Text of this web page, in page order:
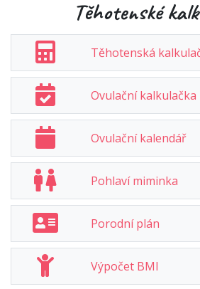
Těhotenské
Těhotenská
Ovulační kalkulačka
Ovulační kalendář
Pohlaví miminka
Porodní plán
Výpočet BMI